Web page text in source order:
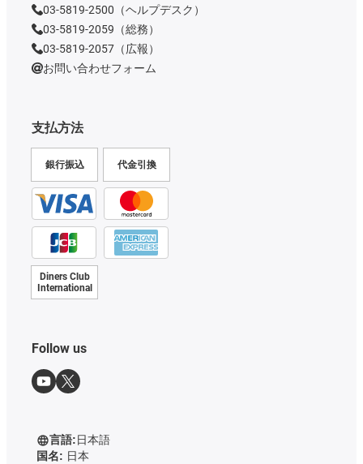
支払方法
銀行振込 代金引換
Diners Club
International
03-5819-2500（ヘルプデスク）
03-5819-2059（総務）
03-5819-2057（広報）
お問い合わせフォーム
Follow us
言語:日本語
国名: 日本